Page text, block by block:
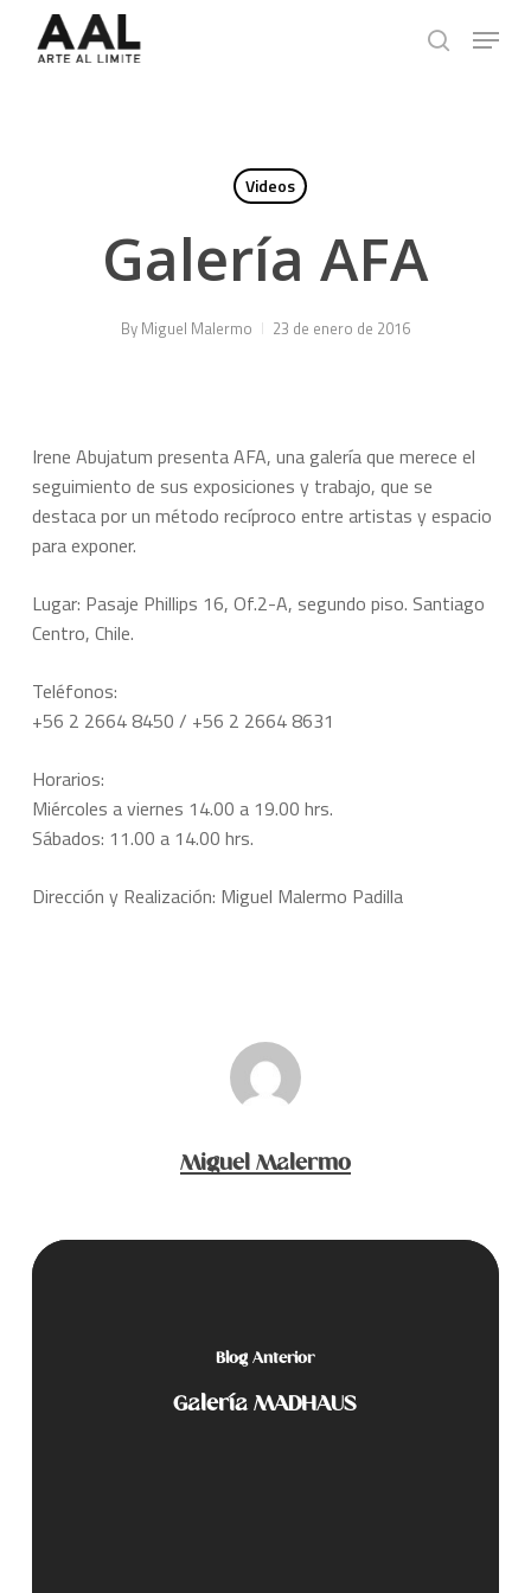
search
Menu
Videos
Galería AFA
By Miguel Malermo 23 de enero de 2016
Irene Abujatum presenta AFA, una galería que merece el
seguimiento de sus exposiciones y trabajo, que se
destaca por un método recíproco entre artistas y espacio
para exponer.
Lugar: Pasaje Phillips 16, Of.2-A, segundo piso. Santiago
Centro, Chile.
Teléfonos:
+56 2 2664 8450 / +56 2 2664 8631
Horarios:
Miércoles a viernes 14.00 a 19.00 hrs.
Sábados: 11.00 a 14.00 hrs.
Dirección y Realización: Miguel Malermo Padilla
Miguel Malermo
Blog Anterior
Galería MADHAUS